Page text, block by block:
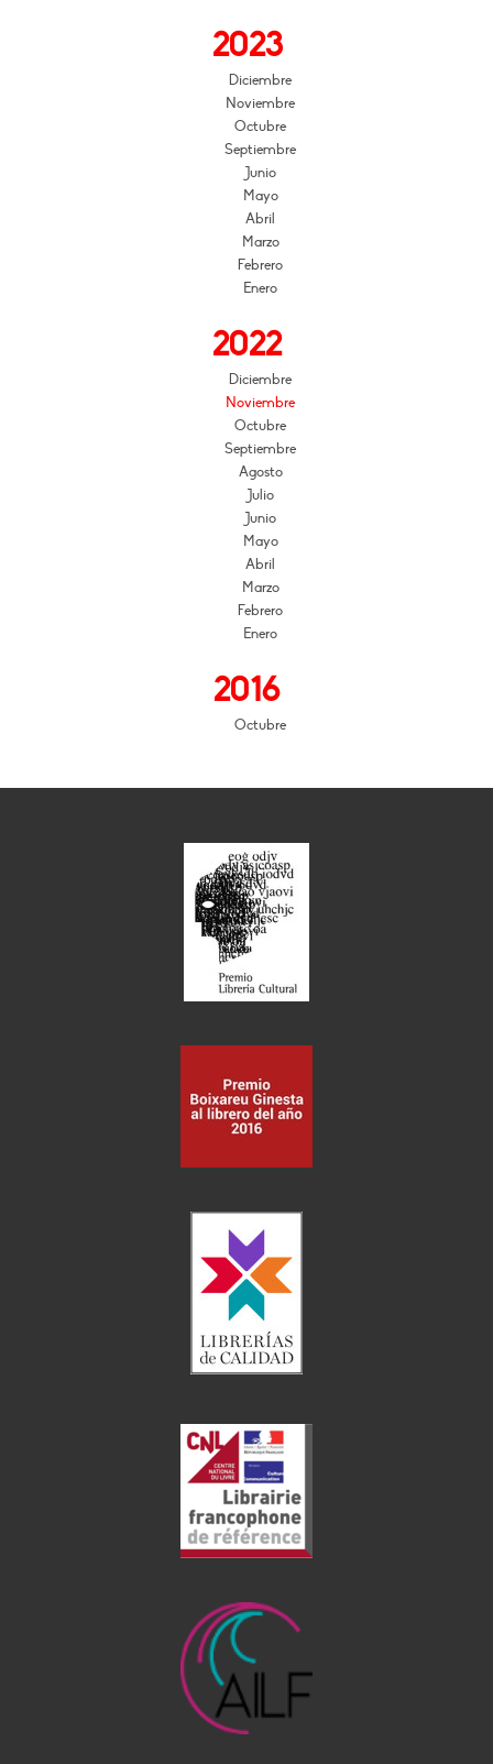
2023
Diciembre
Noviembre
Octubre
Septiembre
Junio
Mayo
Abril
Marzo
Febrero
Enero
2022
Diciembre
Noviembre
Octubre
Septiembre
Agosto
Julio
Junio
Mayo
Abril
Marzo
Febrero
Enero
2016
Octubre